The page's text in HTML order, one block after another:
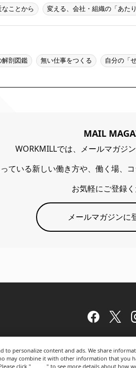
ことから 変える、会社・組織の「あたり
解剖図鑑 無い仕事をつくる 自分の「
MAIL
WORKMILLでは、メールマガジ
ている新しい働き方や、働く場、
お気軽にご登録
メールマガジンに
イトのご利用について プラ
to personalize content and ads. We share
may combine it with other information that you
click "
" to see more details about how